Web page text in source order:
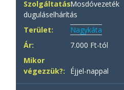
Mosdóvezeték
duguláselhárítás
Nagykáta
7.000 Ft-tól
Éjjel-nappal